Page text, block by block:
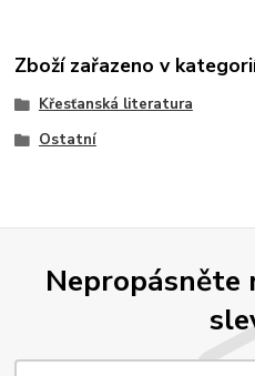
Zboží zařazeno v
Křesťanská literatura
Ostatní
Nepropásněte